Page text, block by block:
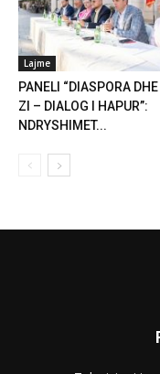
Lajme
PANELI “DIASPORA DHE
ZI – DIALOG I HAPUR”:
NDRYSHIMET...